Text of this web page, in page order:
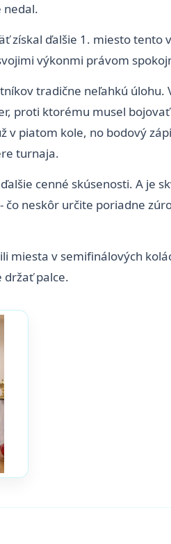
nedal.
získal ďalšie 1. miesto tento
výkonmi právom
tradične neľahkú úlohu.
proti ktorému musel
v piatom kole, no bodový
turnaja.
cenné skúsenosti. A je
neskôr určite poriadne
miesta v semifinálových
držať palce.